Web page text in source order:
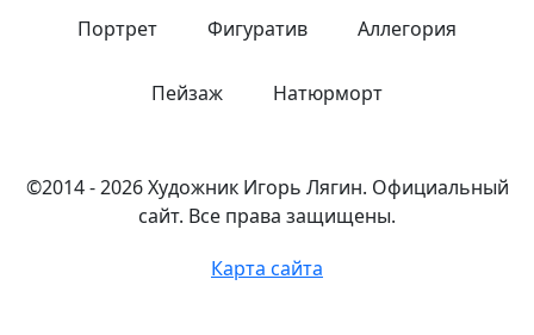
Портрет Фигуратив Аллегория
Пейзаж Натюрморт
©2014 - 2026 Художник Игорь Лягин. Официальный
сайт. Все права защищены.
Карта сайта